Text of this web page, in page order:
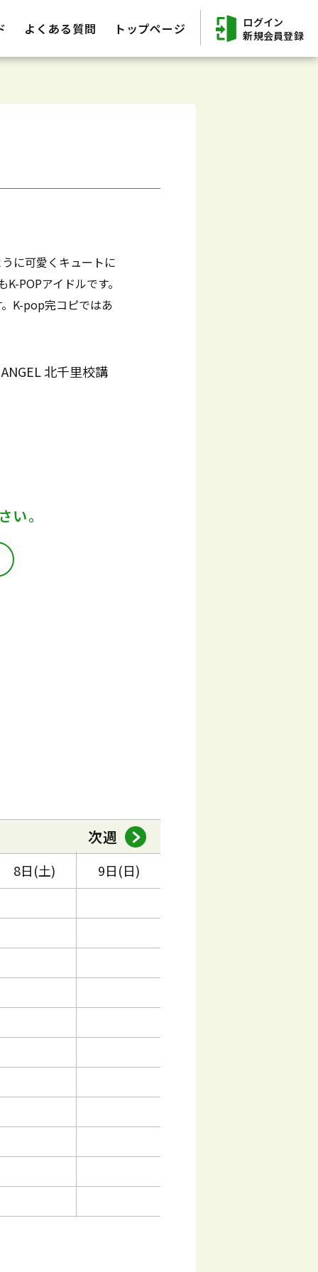
よくある質問 トップページ
ログイン
新規会員登録
に可愛くキュートに
POPアイドルです。
K-pop完コピではあ
北千里校講
い。
次週
8日(土) 9日(日)